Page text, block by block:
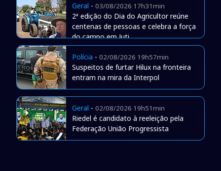
Geral - 03/08/2026 17h31min
2ª edição do Dia do Agricultor reúne
centenas de pessoas e celebra a força
do campo em Juti
Polícia - 02/08/2026 19h57min
Suspeitos de furtar Hilux na fronteira
entram na mira da Interpol
Geral - 02/08/2026 19h51min
Riedel é candidato à reeleição pela
Federação União Progressista